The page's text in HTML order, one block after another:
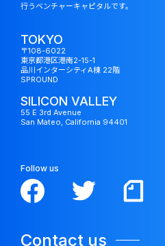
行うベンチャーキャピタルです。
TOKYO
〒108-6022
東京都港区港南2-15-1
品川インターシティA棟 22階
SPROUND
SILICON VALLEY
55 E 3rd Avenue
San Mateo, California 94401
Follow us
Contact us